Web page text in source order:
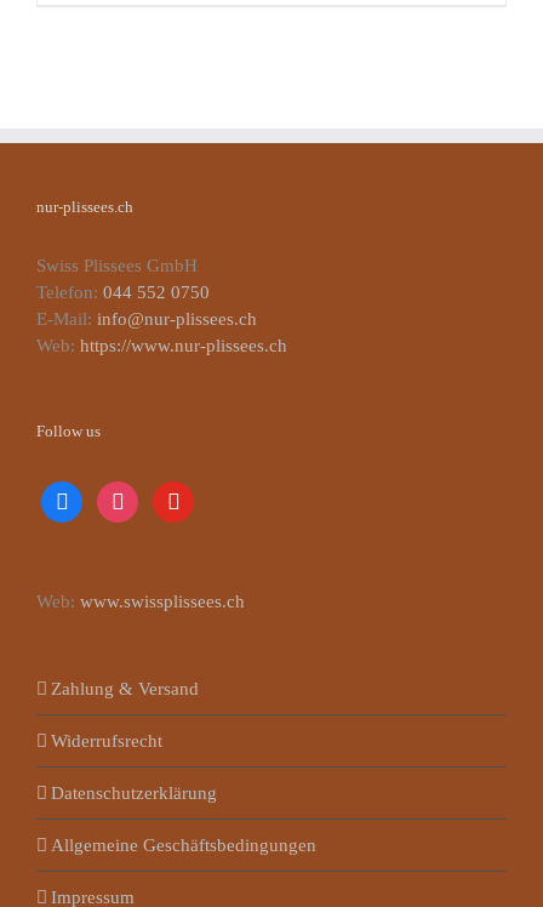
nur-plissees.ch
Swiss Plissees GmbH
Telefon: 044 552 0750
E-Mail: info@nur-plissees.ch
Web: https://www.nur-plissees.ch
Follow us
facebookinstagramyoutube
Web: www.swissplissees.ch
Zahlung & Versand
Widerrufsrecht
Datenschutzerklärung
Allgemeine Geschäftsbedingungen
Impressum